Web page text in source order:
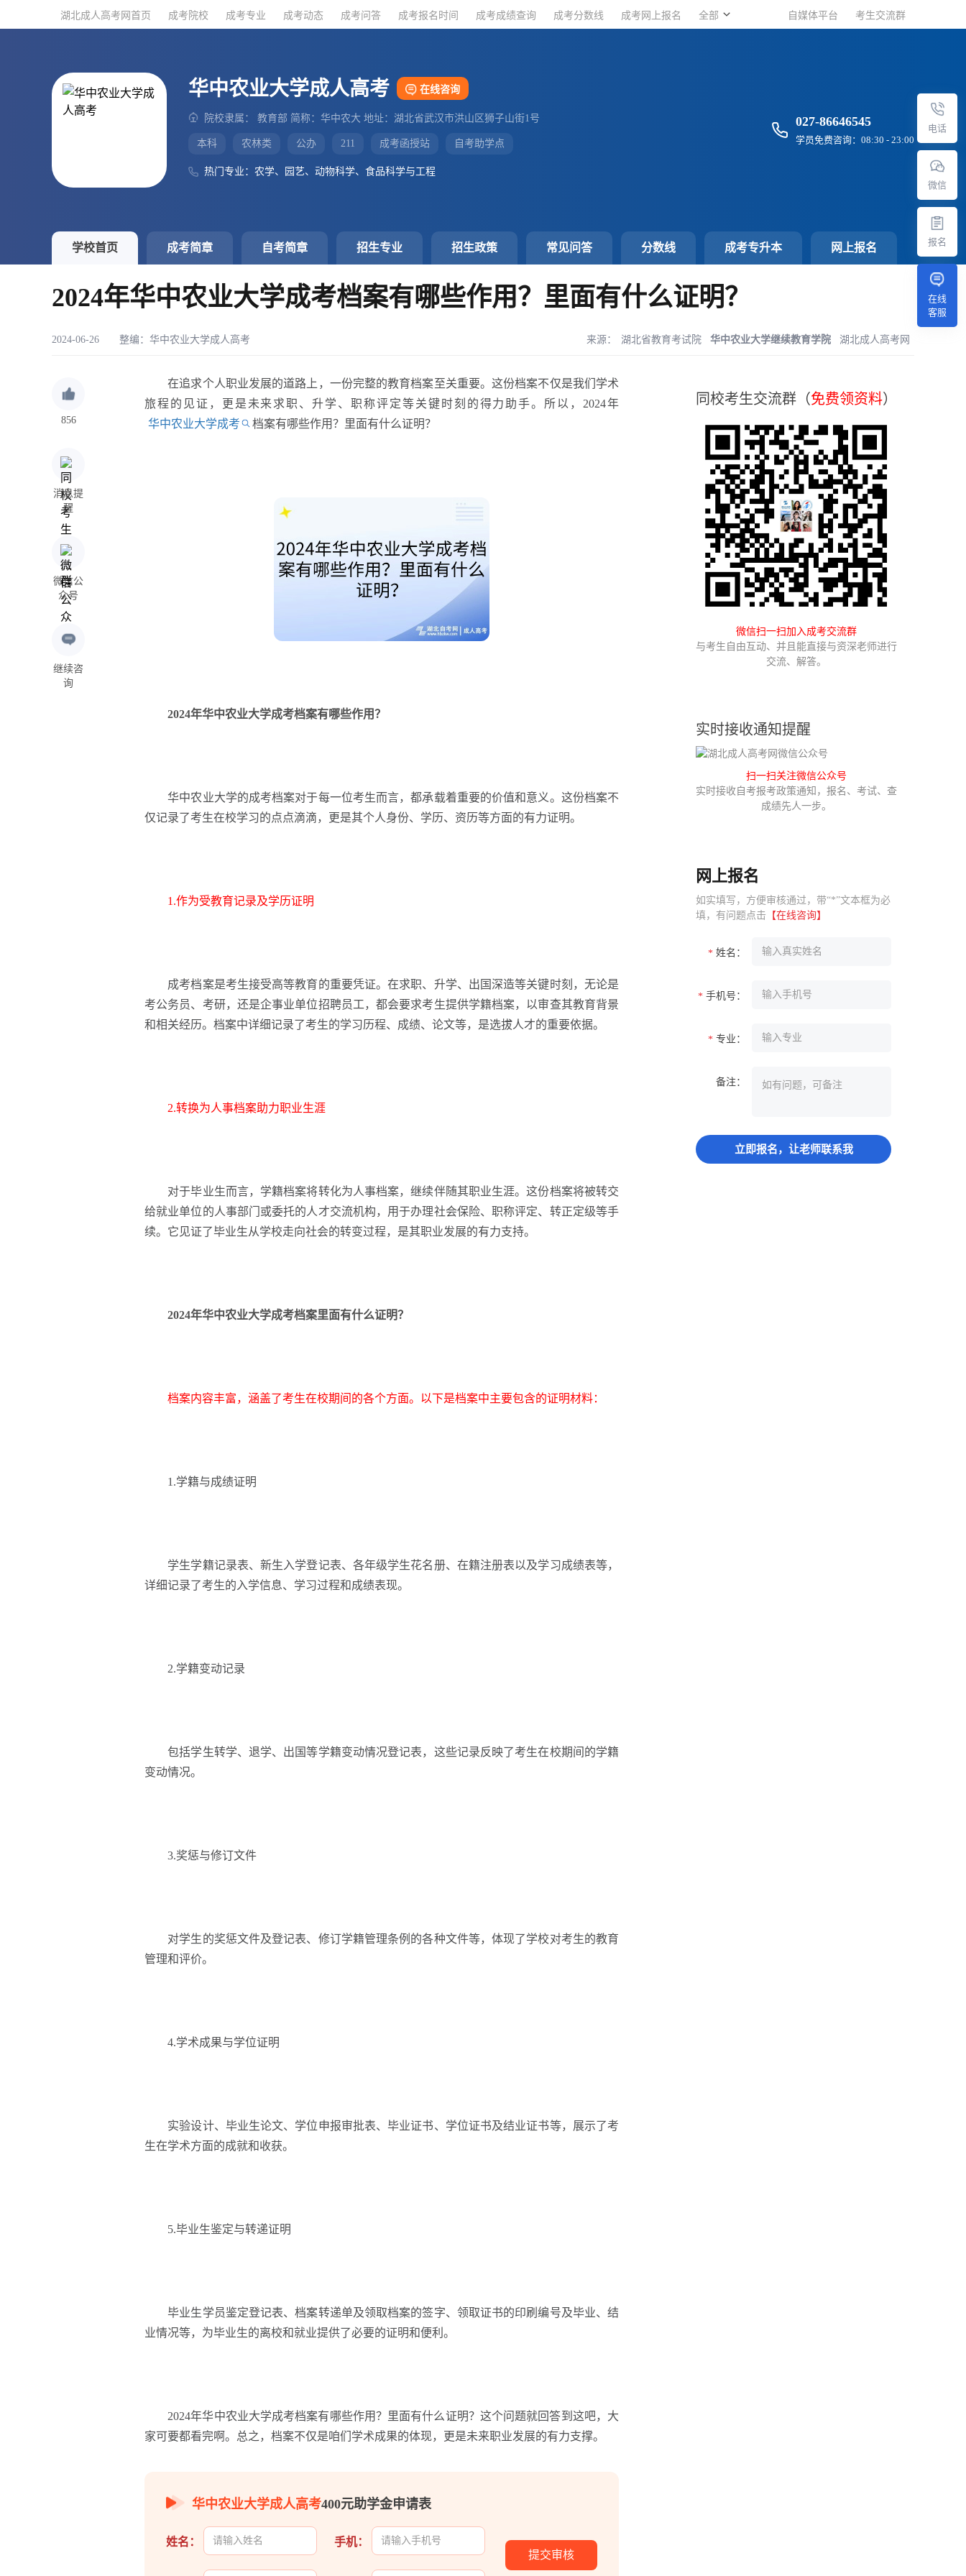
湖北成人高考网首页 成考院校 成考专业 成考动态 成考问答 成考报名时间 成考成绩查询 成考分数线 成考网上报名 全部 自媒体平台 考生交流群
华中农业大学成人高考 在线咨询
院校隶属： 教育部 简称：华中农大 地址：湖北省武汉市洪山区狮子山街1号
本科 农林类 公办 211 成考函授站 自考助学点
热门专业：农学、园艺、动物科学、食品科学与工程
027-86646545
学员免费咨询：08:30 - 23:00
学校首页 成考简章 自考简章 招生专业 招生政策 常见问答 分数线 成考专升本 网上报名
电话
微信
报名
在线
客服
2024年华中农业大学成考档案有哪些作用？里面有什么证明？
2024-06-26 整编： 华中农业大学成人高考 来源： 湖北省教育考试院 华中农业大学继续教育学院 湖北成人高考网
856
消息提
醒
微信公
众号
继续咨
询
在追求个人职业发展的道路上，一份完整的教育档案至关重要。这份档案不仅是我们学术
旅程的见证，更是未来求职、升学、职称评定等关键时刻的得力助手。所以，2024年
华中农业大学成考
档案有哪些作用？里面有什么证明？
2024年华中农业大学成考档案有哪些作用？
华中农业大学的成考档案对于每一位考生而言，都承载着重要的价值和意义。这份档案不
仅记录了考生在校学习的点点滴滴，更是其个人身份、学历、资历等方面的有力证明。
1.作为受教育记录及学历证明
成考档案是考生接受高等教育的重要凭证。在求职、升学、出国深造等关键时刻，无论是
考公务员、考研，还是企事业单位招聘员工，都会要求考生提供学籍档案，以审查其教育背景
和相关经历。档案中详细记录了考生的学习历程、成绩、论文等，是选拔人才的重要依据。
2.转换为人事档案助力职业生涯
对于毕业生而言，学籍档案将转化为人事档案，继续伴随其职业生涯。这份档案将被转交
给就业单位的人事部门或委托的人才交流机构，用于办理社会保险、职称评定、转正定级等手
续。它见证了毕业生从学校走向社会的转变过程，是其职业发展的有力支持。
2024年华中农业大学成考档案里面有什么证明？
档案内容丰富，涵盖了考生在校期间的各个方面。以下是档案中主要包含的证明材料：
1.学籍与成绩证明
学生学籍记录表、新生入学登记表、各年级学生花名册、在籍注册表以及学习成绩表等，
详细记录了考生的入学信息、学习过程和成绩表现。
2.学籍变动记录
包括学生转学、退学、出国等学籍变动情况登记表，这些记录反映了考生在校期间的学籍
变动情况。
3.奖惩与修订文件
对学生的奖惩文件及登记表、修订学籍管理条例的各种文件等，体现了学校对考生的教育
管理和评价。
4.学术成果与学位证明
实验设计、毕业生论文、学位申报审批表、毕业证书、学位证书及结业证书等，展示了考
生在学术方面的成就和收获。
5.毕业生鉴定与转递证明
毕业生学员鉴定登记表、档案转递单及领取档案的签字、领取证书的印刷编号及毕业、结
业情况等，为毕业生的离校和就业提供了必要的证明和便利。
2024年华中农业大学成考档案有哪些作用？里面有什么证明？这个问题就回答到这吧，大
家可要都看完啊。总之，档案不仅是咱们学术成果的体现，更是未来职业发展的有力支撑。
华中农业大学成人高考400元助学金申请表
姓名： 手机：
同校考生交流群（免费领资料）
微信扫一扫加入成考交流群
与考生自由互动、并且能直接与资深老师进行
交流、解答。
湖北成人高考网首页 成考院校 成考专业 成考动态 成考问答 成考报名时间 成考成绩查询 成考分数线 成考网上报名 全部 自媒体平台 考生交流群
实时接收通知提醒
扫一扫关注微信公众号
实时接收自考报考政策通知，报名、考试、查
成绩先人一步。
网上报名
如实填写，方便审核通过，带“*”文本框为必
填，有问题点击 【在线咨询】
* 姓名：
* 手机号：
* 专业：
备注：